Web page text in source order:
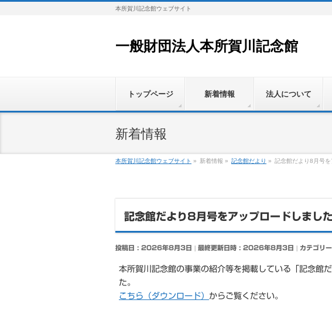
本所賀川記念館ウェブサイト
一般財団法人本所賀川記念館
トップページ 新着情報 法人について
新着情報
本所賀川記念館ウェブサイト » 新着情報 » 記念館だより » 記念館だより8月号
記念館だより8月号をアップロードしました
投稿日 : 2026年8月3日 最終更新日時 : 2026年8月3日 カテゴリ
本所賀川記念館の事業の紹介等を掲載している「記念
た。
こちら（ダウンロード） からご覧ください。